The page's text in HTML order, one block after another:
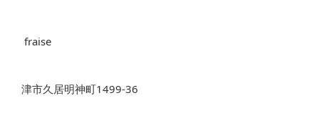
fraise
津市久居明神町1499-36